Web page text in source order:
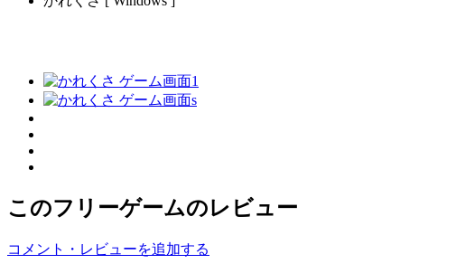
このフリーゲームのレビュー
コメント・レビューを追加する